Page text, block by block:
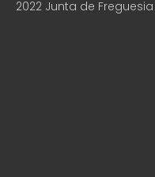
2022 Junta de